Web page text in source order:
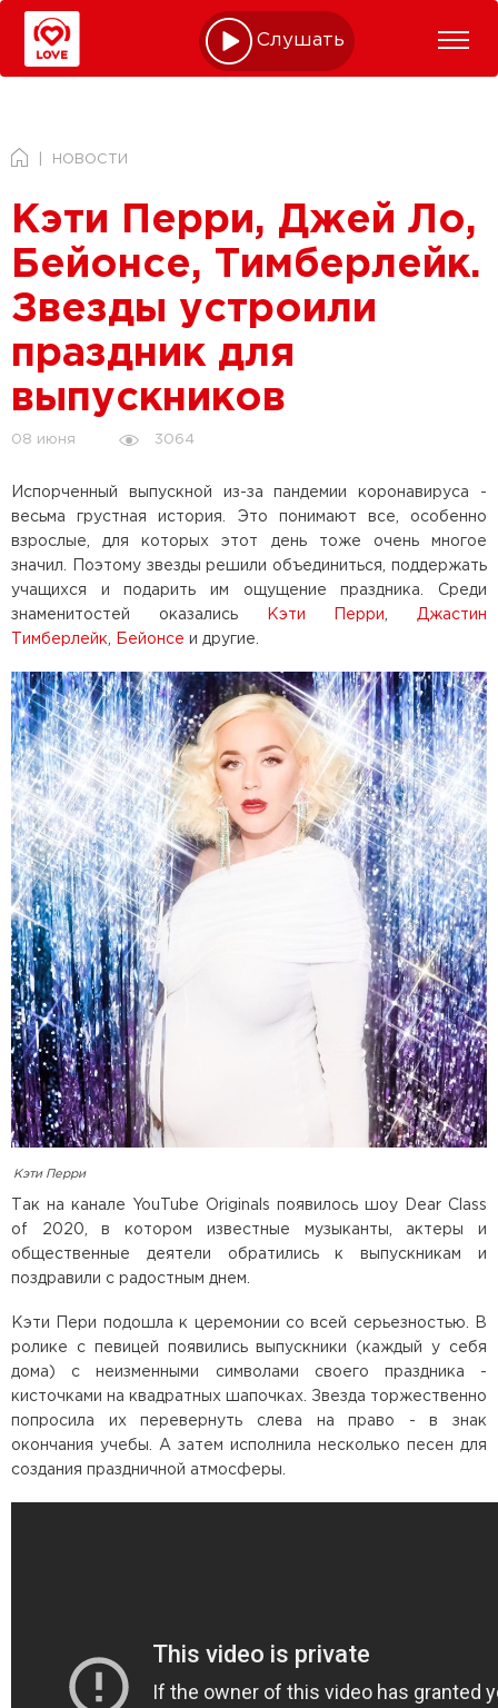
Слушать online
НОВОСТИ
Кэти Перри, Джей Ло,
Бейонсе, Тимберлейк.
Звезды устроили
праздник для
выпускников
08 июня 3064
Испорченный выпускной из-за пандемии коронавируса -
весьма грустная история. Это понимают все, особенно
взрослые, для которых этот день тоже очень многое
значил. Поэтому звезды решили объединиться, поддержать
учащихся и подарить им ощущение праздника. Среди
знаменитостей оказались
Кэти Перри
Джастин
Тимберлейк
Бейонсе и другие.
Кэти Перри
Так на канале YouTube Originals появилось шоу Dear Class
of 2020, в котором известные музыканты, актеры и
общественные деятели обратились к выпускникам и
поздравили с радостным днем.
Кэти Пери подошла к церемонии со всей серьезностью. В
ролике с певицей появились выпускники (каждый у себя
дома) с неизменными символами своего праздника -
кисточками на квадратных шапочках. Звезда торжественно
попросила их перевернуть слева на право - в знак
окончания учебы. А затем исполнила несколько песен для
создания праздничной атмосферы.